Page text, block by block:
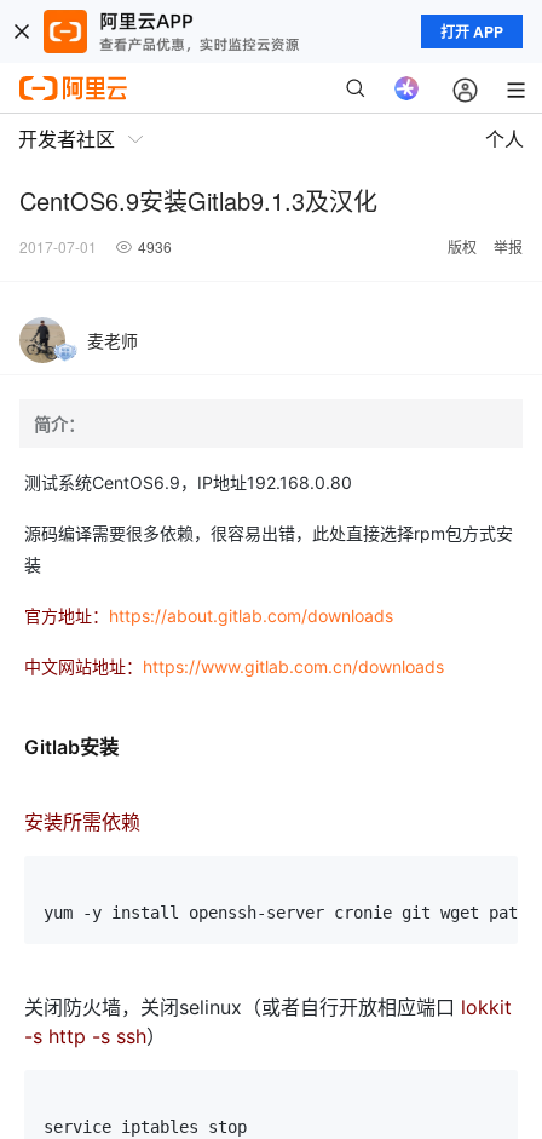
打开 APP
开发者社区 个人
CentOS6.9安装Gitlab9.1.3及汉化
2017-07-01 4936 版权 举报
麦老师
简介：
测试系统CentOS6.9，IP地址192.168.0.80
源码编译需要很多依赖，很容易出错，此处直接选择rpm包方式安
装
官方地址： https://about.gitlab.com/downloads
中文网站地址： https://www.gitlab.com.cn/downloads
Gitlab安装
安装所需依赖
yum -y install openssh-server cronie git wget patch
关闭防火墙，关闭selinux（或者自行开放相应端口 lokkit
-s http -s ssh）
service iptables stop